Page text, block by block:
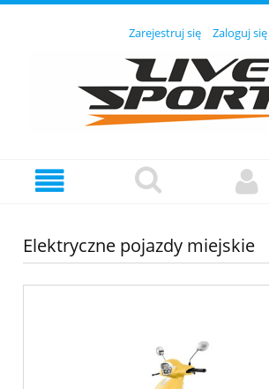
Zarejestruj się Zaloguj się
Elektryczne pojazdy miejskie